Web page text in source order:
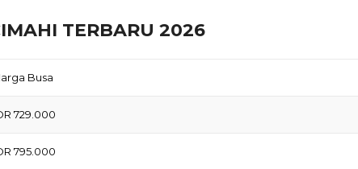
TERBARU 2026
Busa
729.000
795.000